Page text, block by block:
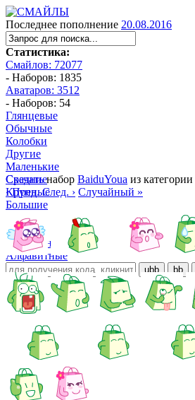
Последнее пополнение 20.08.2016
Статистика:
Смайлов: 72077
- Наборов: 1835
Аватаров: 3512
- Наборов: 54
Глянцевые
Обычные
Колобки
Другие
Маленькие
Средние
Крупные
Большие
Манга
Аниме
Трёхмерные
Алфавитные
ubb bb
Скачатьнабор BaiduYoua из категории
‹ Пред. След. › Случайный »